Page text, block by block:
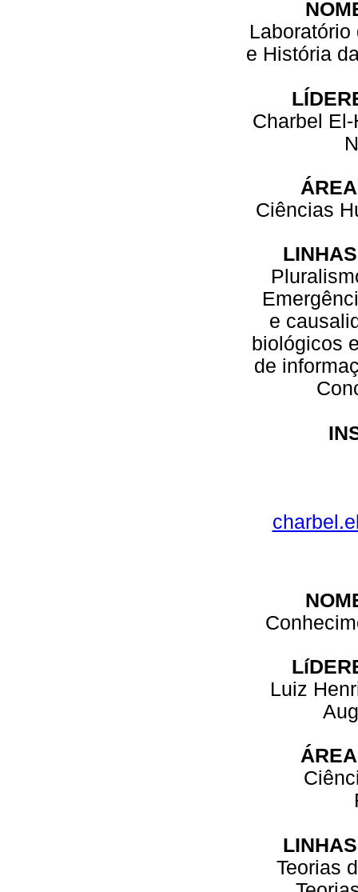
e História
Charbel
Ciências
e
biológicos
de
Luiz
Teorias